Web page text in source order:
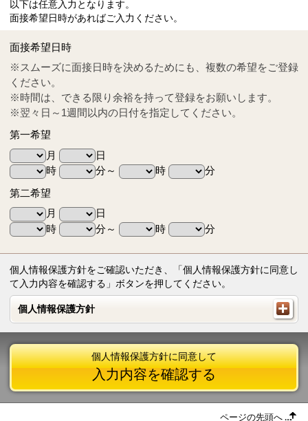
Tel
0570-55-0314
以下は任意入力となります。
面接希望日時があればご入力ください。
面接希望日時
※スムーズに面接日時を決めるためにも、複数の希望をご登録
ください。
※時間は、できる限り余裕を持って登録をお願いします。
※翌々日～1週間以内の日付を指定してください。
第一希望
月
日
時
分～ 時
分
第二希望
月
日
時
分～ 時 分
個人情報保護方針をご確認いただき、「個人情報保護方針に同意し
て入力内容を確認する」ボタンを押してください。
個人情報保護方針
個人情報保護方針
個人情報保護方針に同意して
入力内容を確認する
ページの先頭へ